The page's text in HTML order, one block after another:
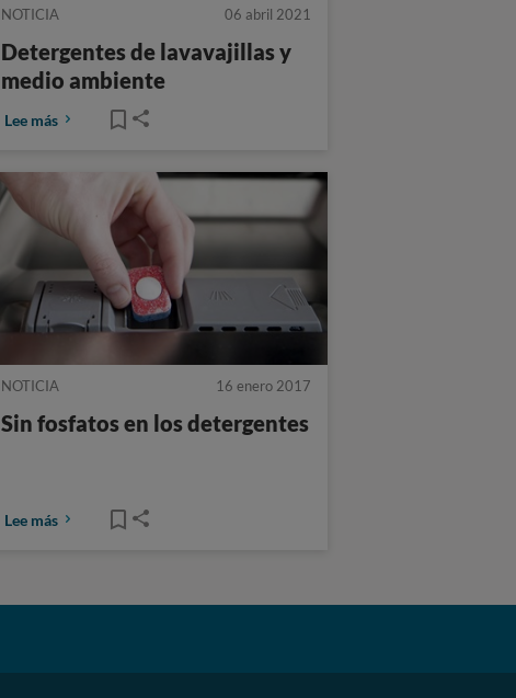
NOTICIA 06 abril 2021
Detergentes de lavavajillas y
medio ambiente
Lee más
NOTICIA 16 enero 2017
Sin fosfatos en los detergentes
Lee más